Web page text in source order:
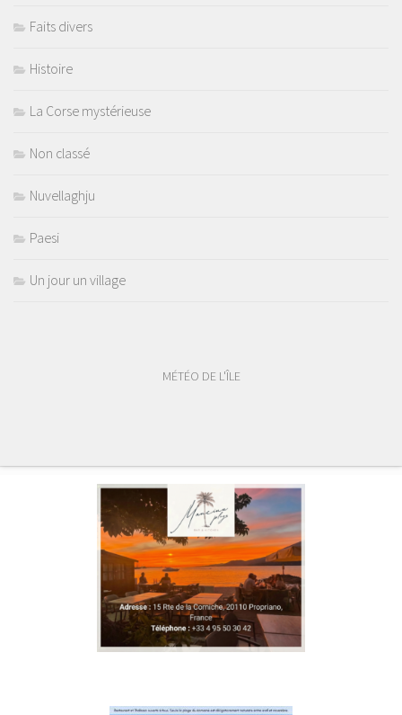
Faits divers
Histoire
La Corse mystérieuse
Non classé
Nuvellaghju
Paesi
Un jour un village
MÉTÉO DE L'ÎLE